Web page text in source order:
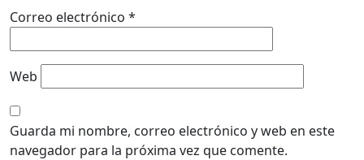
Correo electrónico *
Web
Guarda mi nombre, correo electrónico y web en este
navegador para la próxima vez que comente.